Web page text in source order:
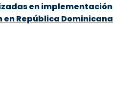
en implementación
en República Dominicana